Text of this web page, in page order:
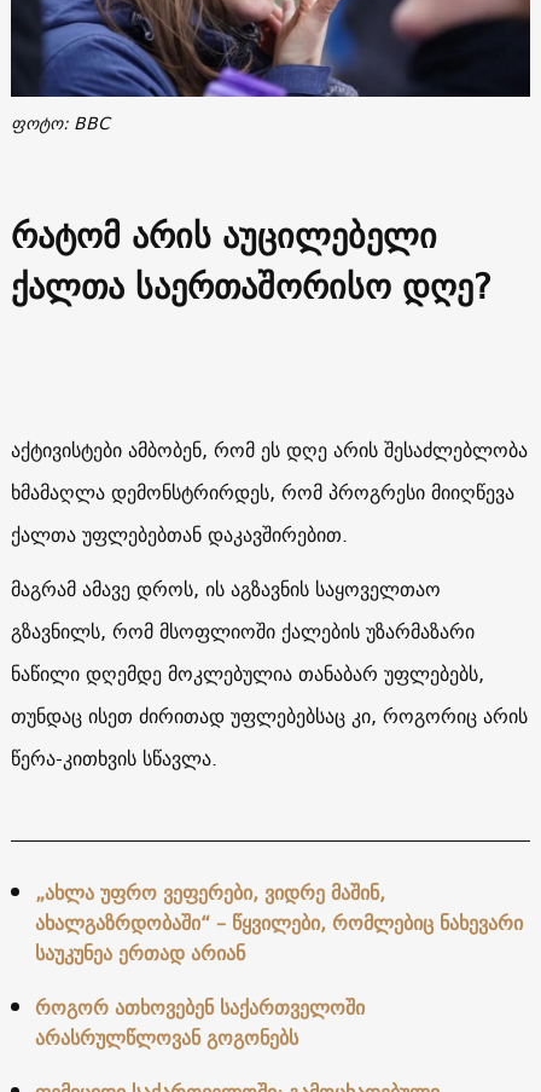
ფოტო: BBC
რატომ არის აუცილებელი
ქალთა საერთაშორისო დღე?
აქტივისტები ამბობენ, რომ ეს დღე არის შესაძლებლობა
ხმამაღლა დემონსტრირდეს, რომ პროგრესი მიიღწევა
ქალთა უფლებებთან დაკავშირებით.
მაგრამ ამავე დროს, ის აგზავნის საყოველთაო
გზავნილს, რომ მსოფლიოში ქალების უზარმაზარი
ნაწილი დღემდე მოკლებულია თანაბარ უფლებებს,
თუნდაც ისეთ ძირითად უფლებებსაც კი, როგორიც არის
წერა-კითხვის სწავლა.
„ახლა უფრო ვეფერები, ვიდრე მაშინ,
ახალგაზრდობაში“ – წყვილები, რომლებიც ნახევარი
საუკუნეა ერთად არიან
როგორ ათხოვებენ საქართველოში
არასრულწლოვან გოგონებს